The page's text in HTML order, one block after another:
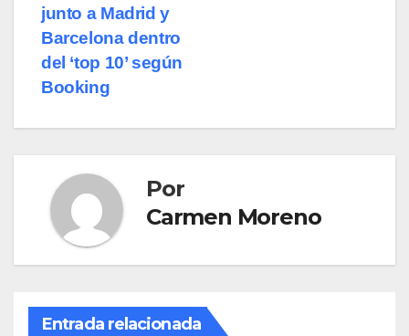
junto a Madrid y
Barcelona dentro
del ‘top 10’ según
Booking
Por
Carmen Moreno
Entrada relacionada